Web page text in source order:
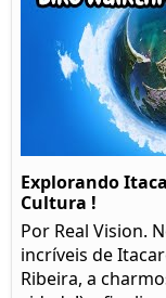
Explorando
Cultura !
Por Real Vision.
incríveis de
Ribeira, a